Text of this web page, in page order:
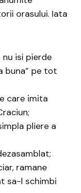
orasului. Iata
isi pierde
buna” pe tot
care imita
pliere a
ramane
sa-l schimbi